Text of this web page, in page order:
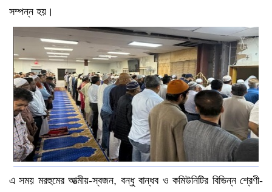
সম্পন্ন হয়।
এ সময় মরহুমের আত্মীয়-স্বজন, বন্ধু বান্ধব ও কমিউনিটির বিভিন্ন শ্রেণী-